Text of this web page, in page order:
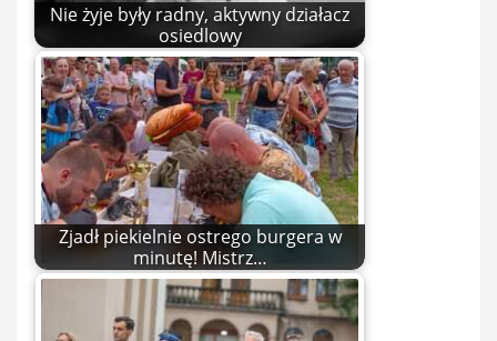
Nie żyje były radny, aktywny działacz
osiedlowy
Zjadł piekielnie ostrego burgera w
minutę! Mistrz…